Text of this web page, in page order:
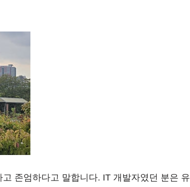
존엄하다고 말합니다. IT 개발자였던 분은 유